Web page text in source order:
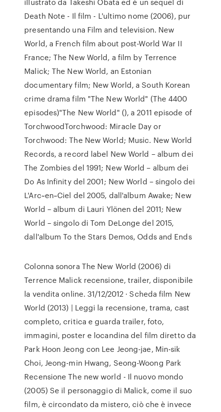
Death Note - Il film - L'ultimo nome (2006), pur
presentando una Film and television. New
World, a French film about post-World War II
France; The New World, a film by Terrence
Malick; The New World, an Estonian
documentary film; New World, a South Korean
crime drama film "The New World" (The 4400
episodes)"The New World" (), a 2011 episode of
TorchwoodTorchwood: Miracle Day or
Torchwood: The New World; Music. New World
Records, a record label New World – album dei
The Zombies del 1991; New World – album dei
Do As Infinity del 2001; New World – singolo dei
L'Arc~en~Ciel del 2005, dall'album Awake; New
World – album di Lauri Ylönen del 2011; New
World – singolo di Tom DeLonge del 2015,
dall'album To the Stars Demos, Odds and Ends
Colonna sonora The New World (2006) di
Terrence Malick recensione, trailer, disponibile
la vendita online. 31/12/2012 · Scheda film New
World (2013) | Leggi la recensione, trama, cast
completo, critica e guarda trailer, foto,
immagini, poster e locandina del film diretto da
Park Hoon Jeong con Lee Jeong-jae, Min-sik
Choi, Jeong-min Hwang, Seong-Woong Park
Recensione The new world - Il nuovo mondo
(2005) Se il personaggio di Malick, come il suo
film, è circondato da mistero, ciò che è invece